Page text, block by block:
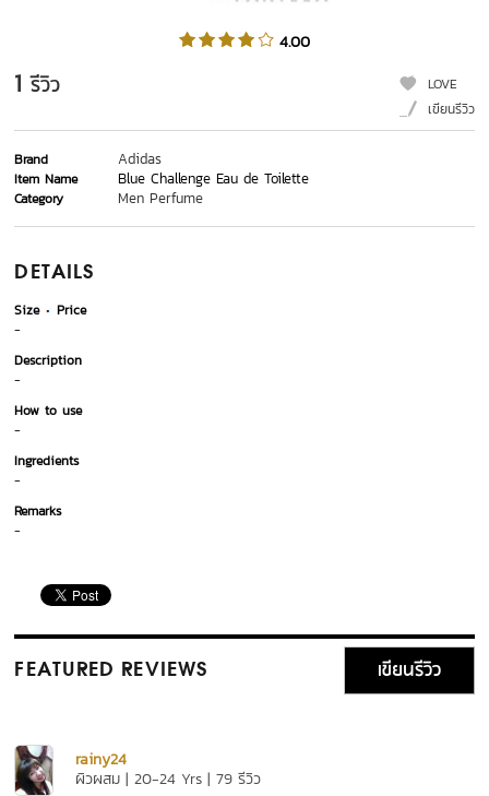
4.00
1 รีวิว
LOVE
เขียนรีวิว
Brand Adidas
Item Name Blue Challenge Eau de Toilette
Category Men Perfume
DETAILS
Size
Price
-
Description
-
How to use
-
Ingredients
-
Remarks
-
FEATURED REVIEWS เขียนรีวิว
rainy24
ผิวผสม | 20-24 Yrs | 79 รีวิว